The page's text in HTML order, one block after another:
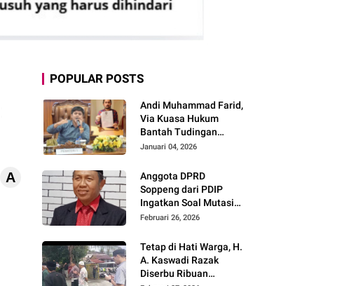
A
POPULAR POSTS
Andi Muhammad Farid,
Via Kuasa Hukum
Bantah Tudingan
Tendang ASN
Januari 04, 2026
Anggota DPRD
Soppeng dari PDIP
Ingatkan Soal Mutasi
ASN: Harus
Bukan Politik
Februari 26, 2026
Tetap di Hati Warga, H.
A. Kaswadi Razak
Diserbu Ribuan